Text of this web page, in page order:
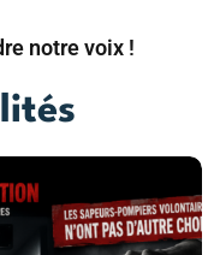
notre voix !